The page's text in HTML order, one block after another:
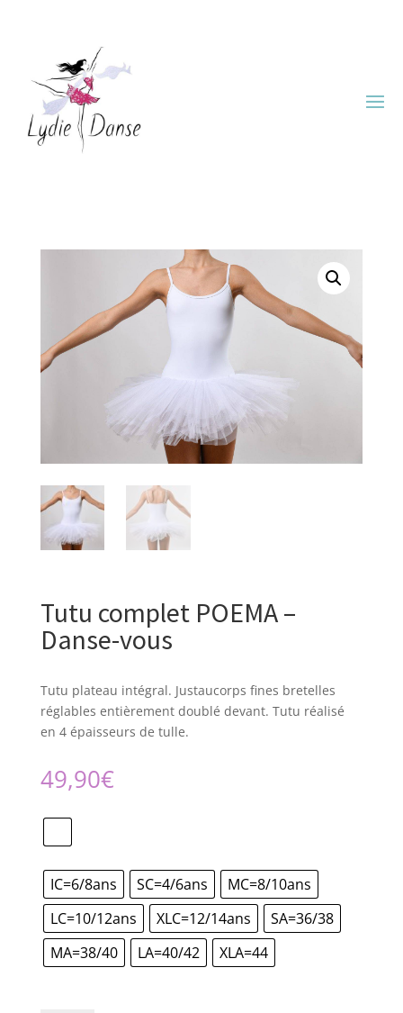
Tutu complet POEMA –
Danse-vous
Tutu plateau intégral. Justaucorps fines bretelles
réglables entièrement doublé devant. Tutu réalisé
en 4 épaisseurs de tulle.
49,90€
IC=6/8ans SC=4/6ans
MC=8/10ans
LC=10/12ans
XLC=12/14ans
SA=36/38
MA=38/40
LA=40/42 XLA=44